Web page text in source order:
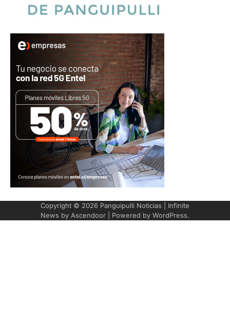
Copyright © 2026 Panguipulli Noticias | Infinite
News by Ascendoor | Powered by WordPress.